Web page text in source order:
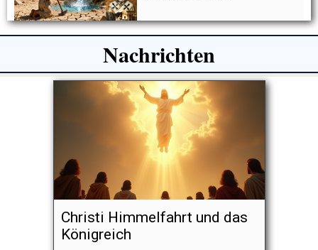
Nachrichten
Christi Himmelfahrt und das
Königreich